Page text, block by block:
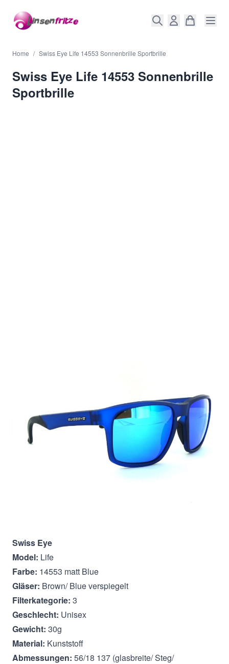
Home / Swiss Eye Life 14553 Sonnenbrille Sportbrille
Swiss Eye Life 14553 Sonnenbrille
Sportbrille
Versandkosten
Menge
Swiss Eye
Model: Life
Farbe: 14553 matt Blue
Gläser: Brown/ Blue verspiegelt
Filterkategorie: 3
Geschlecht: Unisex
Gewicht: 30g
Material: Kunststoff
Abmessungen: 56/18 137 (glasbreite/ Steg/